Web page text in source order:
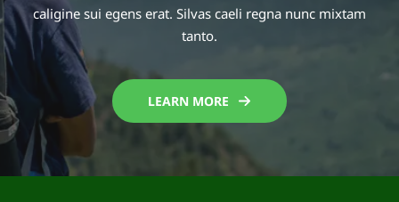
caligine sui egens erat. Silvas caeli regna nunc mixtam
tanto.
LEARN MORE